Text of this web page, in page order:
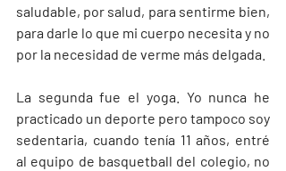
saludable, por salud, para sentirme bien,
para darle lo que mi cuerpo necesita y no
por la necesidad de verme más delgada.
La segunda fue el yoga. Yo nunca he
practicado un deporte pero tampoco soy
sedentaria, cuando tenía 11 años, entré
al equipo de basquetball del colegio, no